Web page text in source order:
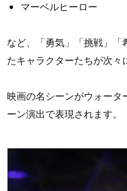
マーベルヒーロー
など、「勇気」「挑戦」「
たキャラクターたちが次々
映画の名シーンがウォータ
ーン演出で表現されます。